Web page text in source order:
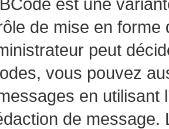
de mise en forme
peut
vous pouvez
en utilisant
de message.